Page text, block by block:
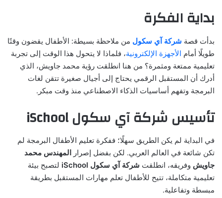
بداية الفكرة
بدأت قصة شركة آي سكول من ملاحظة بسيطة: الأطفال يقضون وقتًا
طويلًا أمام الأجهزة الإلكترونية، فلماذا لا يتحول هذا الوقت إلى تجربة
تعليمية ممتعة ومثمرة؟ من هنا انطلقت رؤية محمد جاويش، الذي
أدرك أن المستقبل الرقمي يحتاج إلى أجيال صغيرة تتقن لغات
البرمجة وتفهم أساسيات الذكاء الاصطناعي منذ وقت مبكر.
تأسيس شركة آي سكول iSchool
في البداية لم يكن الطريق سهلًا؛ ففكرة تعليم الأطفال البرمجة لم
تكن شائعة في العالم العربي. لكن بفضل إصرار
المهندس محمد
جاويش وفريقه، انطلقت شركة آي سكول iSchool
لتصبح بيئة
تعليمية متكاملة، تتيح للأطفال تعلم مهارات المستقبل بطريقة
مبسطة وتفاعلية.